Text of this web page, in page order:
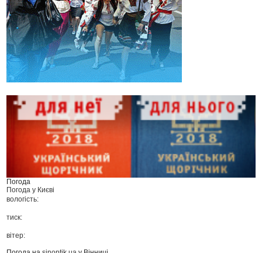
Погода
Погода у Києві
вологість:
тиск:
вітер: